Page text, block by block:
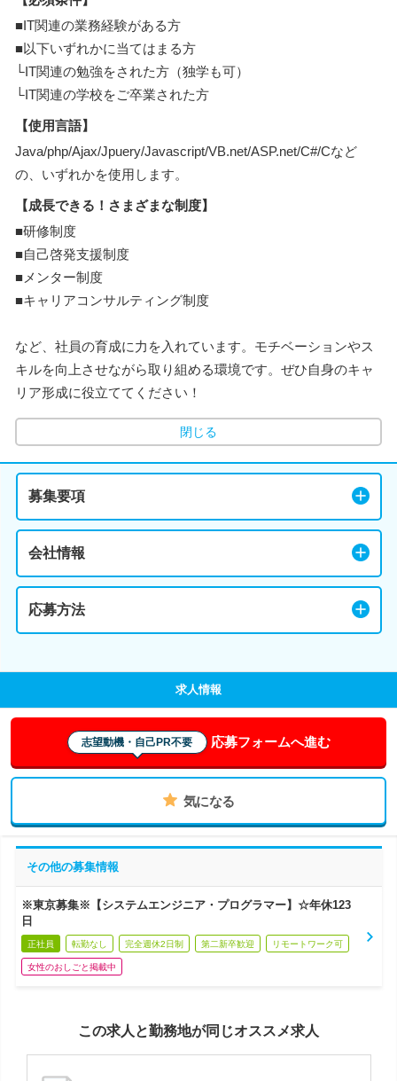
■IT関連の業務経験がある方
■以下いずれかに当てはまる方
└IT関連の勉強をされた方（独学も可）
└IT関連の学校をご卒業された方
【使用言語】
Java/php/Ajax/Jpuery/Javascript/VB.net/ASP.net/C#/Cなど
の、いずれかを使用します。
【成長できる！さまざまな制度】
■研修制度
■自己啓発支援制度
■メンター制度
■キャリアコンサルティング制度
など、社員の育成に力を入れています。モチベーションやス
キルを向上させながら取り組める環境です。ぜひ自身のキャ
リア形成に役立ててください！
閉じる
募集要項
会社情報
応募方法
求人情報
志望動機・自己PR不要 応募フォームへ進む
気になる
その他の募集情報
※東京募集※【システムエンジニア・プログラマー】☆年休123
日
正社員 転勤なし 完全週休2日制 第二新卒歓迎 リモートワーク可
女性のおしごと掲載中
この求人と勤務地が同じオススメ求人